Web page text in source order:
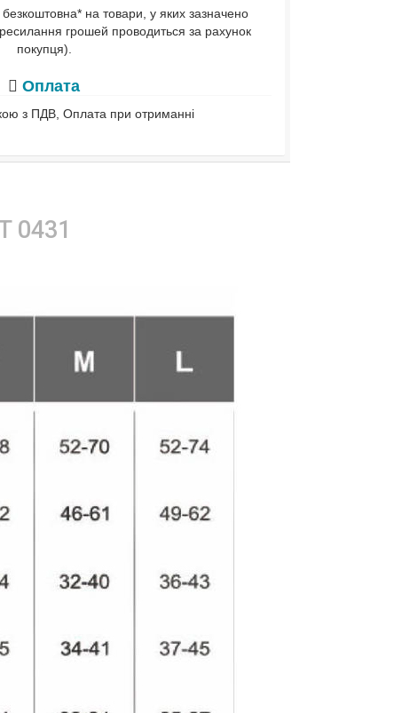
безкоштовна* на товари, у яких зазначено
грошей проводиться за рахунок
покупця).
Оплата
з ПДВ, Оплата при отриманні
0431